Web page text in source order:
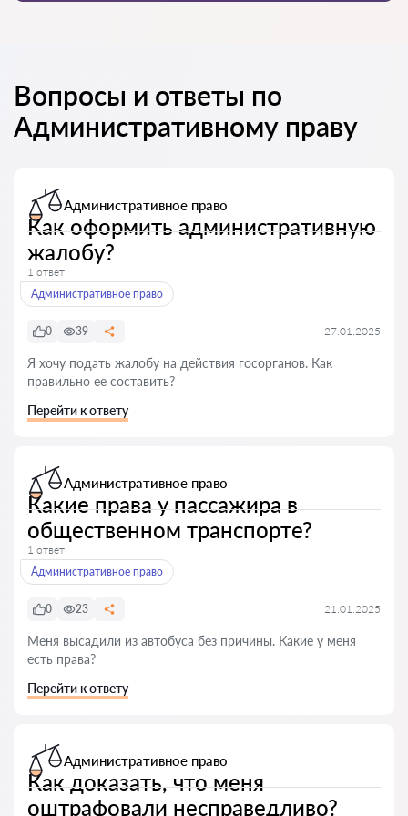
Вопросы и ответы по
Административному праву
Административное право
Как оформить административную
жалобу?
1 ответ
Административное право
0 39 27.01.2025
Я хочу подать жалобу на действия госорганов. Как
правильно ее составить?
Перейти к ответу
Административное право
Какие права у пассажира в
общественном транспорте?
1 ответ
Административное право
0 23 21.01.2025
Меня высадили из автобуса без причины. Какие у меня
есть права?
Перейти к ответу
Административное право
Как доказать, что меня
оштрафовали несправедливо?